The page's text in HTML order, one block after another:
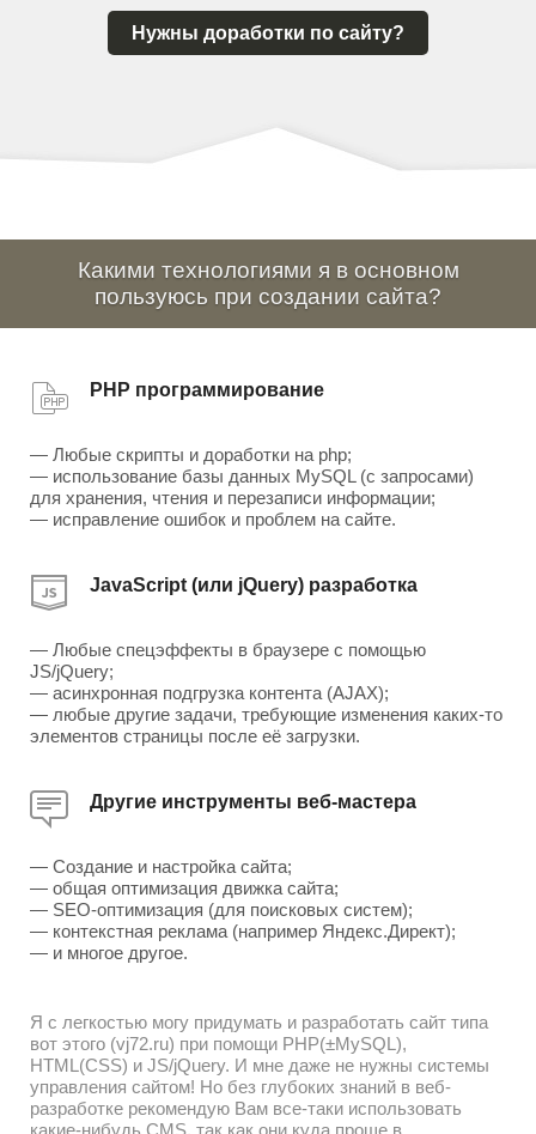
Нужны доработки по сайту?
Какими технологиями я в основном
пользуюсь при создании сайта?
PHP программирование
— Любые скрипты и доработки на php;
— использование базы данных MySQL (с запросами)
для хранения, чтения и перезаписи информации;
— исправление ошибок и проблем на сайте.
JavaScript (или jQuery) разработка
— Любые спецэффекты в браузере с помощью
JS/jQuery;
— асинхронная подгрузка контента (AJAX);
— любые другие задачи, требующие изменения каких-то
элементов страницы после её загрузки.
Другие инструменты веб-мастера
— Создание и настройка сайта;
— общая оптимизация движка сайта;
— SEO-оптимизация (для поисковых систем);
— контекстная реклама (например Яндекс.Директ);
— и многое другое.
Я с легкостью могу придумать и разработать сайт типа
вот этого (vj72.ru) при помощи PHP(±MySQL),
HTML(CSS) и JS/jQuery. И мне даже не нужны системы
управления сайтом! Но без глубоких знаний в веб-
разработке рекомендую Вам все-таки использовать
какие-нибудь CMS, так как они куда проще в